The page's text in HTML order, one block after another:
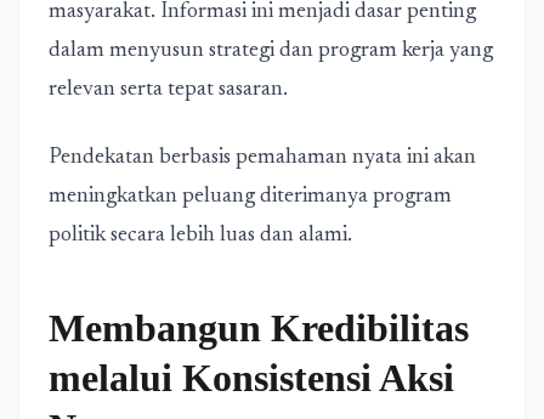
masyarakat. Informasi ini menjadi dasar penting
dalam menyusun strategi dan program kerja yang
relevan serta tepat sasaran.
Pendekatan berbasis pemahaman nyata ini akan
meningkatkan peluang diterimanya program
politik secara lebih luas dan alami.
Membangun Kredibilitas
melalui Konsistensi Aksi